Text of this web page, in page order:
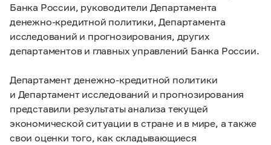
Банка России, руководители Департамента
денежно-кредитной политики, Департамента
исследований и прогнозирования, других
департаментов и главных управлений Банка России.
Департамент денежно-кредитной политики
и Департамент исследований и прогнозирования
представили результаты анализа текущей
экономической ситуации в стране и в мире, а также
свои оценки того, как складывающиеся